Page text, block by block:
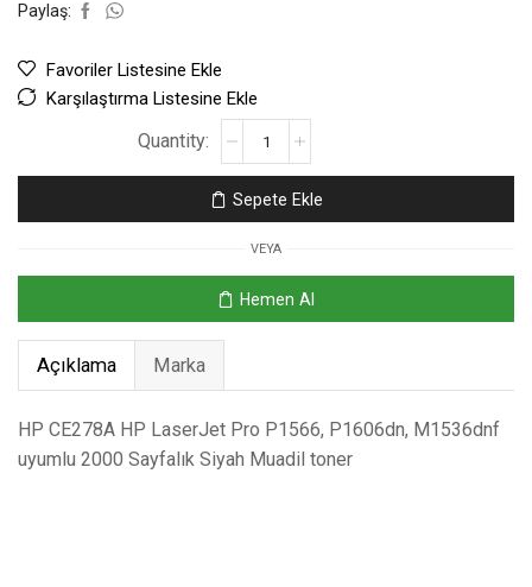
Paylaş:
Favoriler Listesine Ekle
Karşılaştırma Listesine Ekle
Sepete Ekle
VEYA
Hemen Al
Açıklama Marka
HP CE278A HP LaserJet Pro P1566, P1606dn, M1536dnf
uyumlu 2000 Sayfalık Siyah Muadil toner